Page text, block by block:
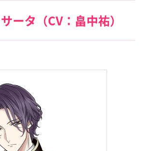
ータ（CV：畠中祐）